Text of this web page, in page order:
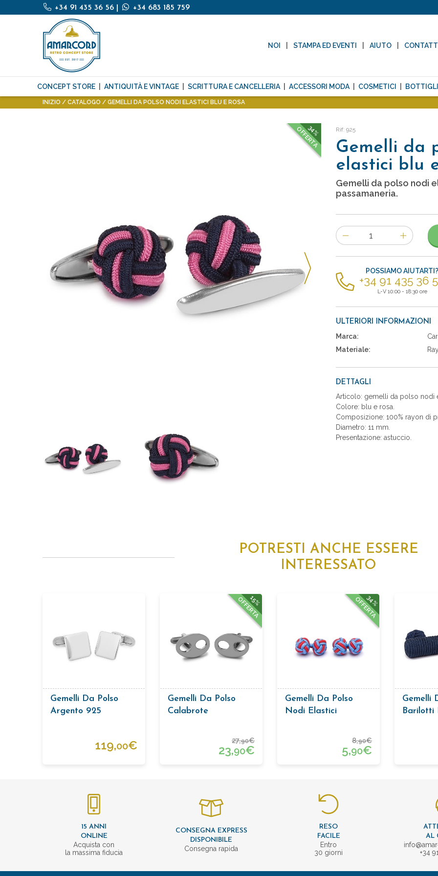
+34 91 435 36 56 +34 683 185 759
NOI STAMPA ED EVENTI AIUTO
CONCEPT STORE ANTIQUITÀ E VINTAGE SCRITTURA E CANCELLERIA ACCESSORI MODA COSMETICI
INIZIO CATALOGO GEMELLI DA POLSO NODI ELASTICI BLU E ROSA
34%
OFFERTA Rif: 925
Gemelli da
elastici blu
Gemelli da polso nodi
passamaneria.
Numero
di
articoli
POSSIAMO AIUTARTI?
+34 91 435 36
L-V 10:00 - 18:30 ore
ULTERIORI INFORMAZIONI
Marca:
Materiale:
DETTAGLI
Articolo: gemelli da polso nodi
Colore: blu e rosa.
Composizione: 100% rayon di
Diametro: 11 mm.
Presentazione: astuccio.
POTRESTI ANCHE ESSERE
INTERESSATO
Gemelli Da Polso
Argento 925
119,00€
15%
OFFERTA
Gemelli Da Polso
Calabrote
27,90€
23,90€
34%
OFFERTA
Gemelli Da Polso
Nodi Elastici
8,90€
5,90€
Gemelli
Barilotti
15 ANNI
ONLINE
Acquista con
la massima fiducia
CONSEGNA EXPRESS
DISPONIBILE
Consegna rapida
RESO
FACILE
Entro
30 giorni
AL
+34